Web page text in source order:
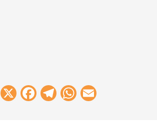
Share
X Facebook
Telegram
WhatsApp